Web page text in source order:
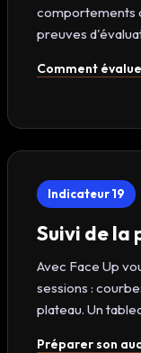
comportements
preuves
Comment
Indicateur 19
Suivi de la
Avec Face Up
sessions :
plateau. Un
Préparer son